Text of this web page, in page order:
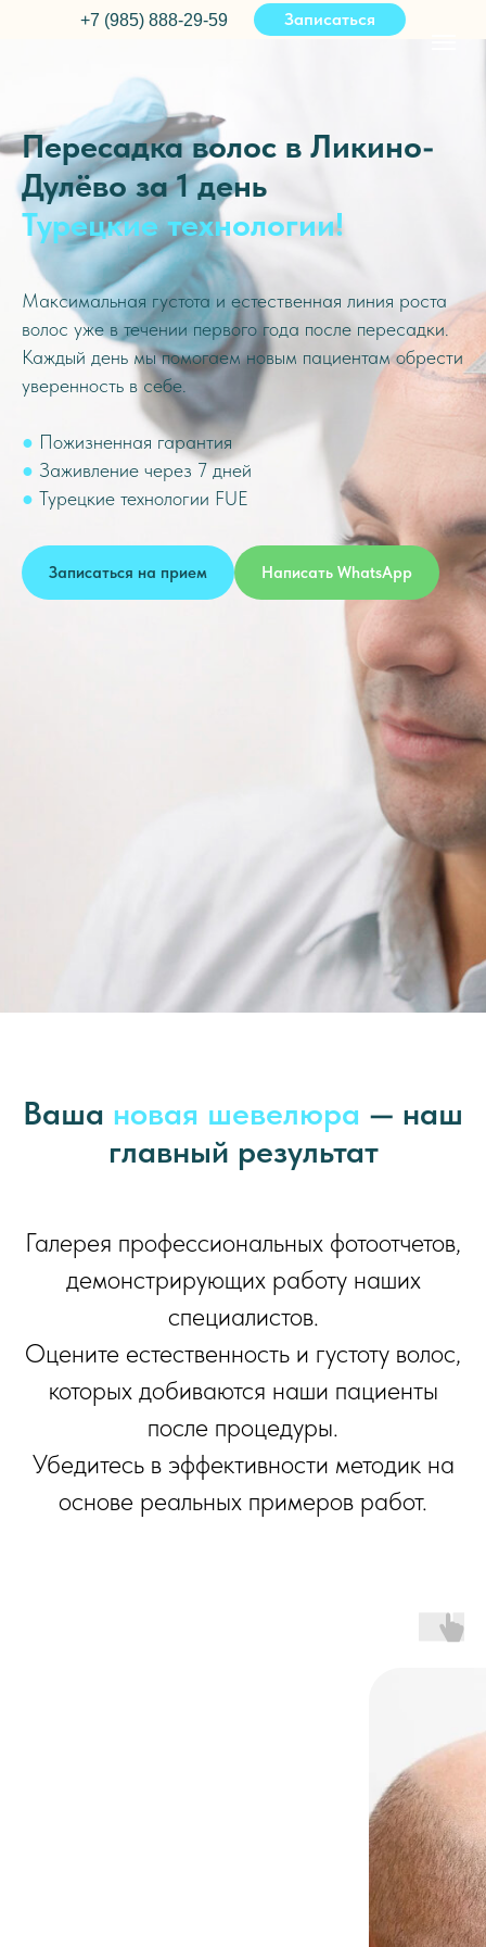
+7 (985) 888-29-59 Записаться
Пересадка волос в Ликино-
Дулёво за 1 день
Турецкие технологии!
Максимальная густота и естественная линия роста
волос уже в течении первого года после пересадки.
Каждый день мы помогаем новым пациентам обрести
уверенность в себе.
● Пожизненная гарантия
● Заживление через 7 дней
● Турецкие технологии FUE
Записаться на прием Написать WhatsApp
Ваша новая шевелюра — наш
главный результат
Галерея профессиональных фотоотчетов,
демонстрирующих работу наших
специалистов.
Оцените естественность и густоту волос,
которых добиваются наши пациенты
после процедуры.
Убедитесь в эффективности методик на
основе реальных примеров работ.